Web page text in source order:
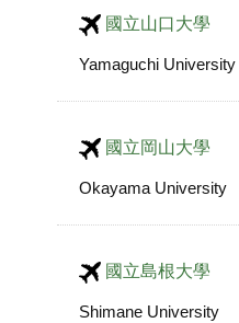
國立山口大學
Yamaguchi University
國立岡山大學
Okayama University
國立島根大學
Shimane University